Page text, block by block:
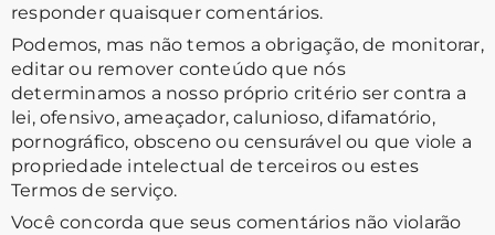
responder quaisquer comentários.
Podemos, mas não temos a obrigação, de monitorar,
editar ou remover conteúdo que nós
determinamos a nosso próprio critério ser contra a
lei, ofensivo, ameaçador, calunioso, difamatório,
pornográfico, obsceno ou censurável ou que viole a
propriedade intelectual de terceiros ou estes
Termos de serviço.
Você concorda que seus comentários não violarão